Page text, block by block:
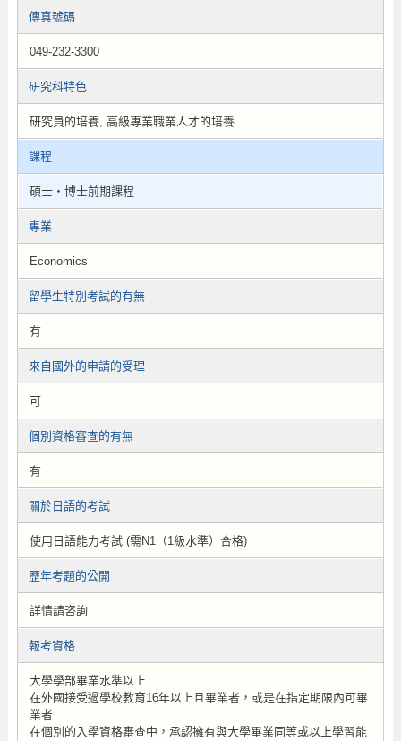
傳真號碼
049-232-3300
研究科特色
研究員的培養, 高級專業職業人才的培養
課程
碩士・博士前期課程
專業
Economics
留學生特別考試的有無
有
來自國外的申請的受理
可
個別資格審查的有無
有
關於日語的考試
使用日語能力考試 (需N1（1級水準）合格)
歷年考題的公開
詳情請咨詢
報考資格
大學學部畢業水準以上
在外國接受過學校教育16年以上且畢業者，或是在指定期限內可畢
業者
在個別的入學資格審查中，承認擁有與大學畢業同等或以上學習能